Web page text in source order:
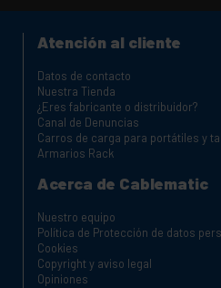
Atención al cliente
Datos de contacto
Nuestra Tienda
¿Eres fabricante o distribuidor?
Canal de Denuncias
Carros de carga para portátiles y
Armarios Rack
Acerca de Cablematic
Nuestro equipo
Política de Protección de datos
Cookies
Copyright y aviso legal
Opiniones